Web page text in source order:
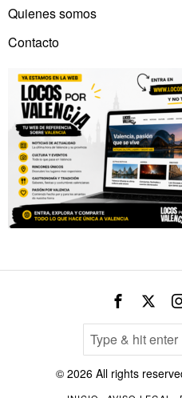
Quienes somos
Contacto
© 2026 All rights